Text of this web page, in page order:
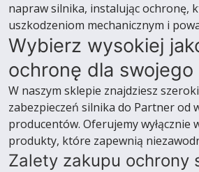
napraw silnika, instalując ochronę,
uszkodzeniom mechanicznym i
Wybierz wysokiej
ochronę dla
W naszym sklepie znajdziesz
zabezpieczeń silnika do Partner od
producentów. Oferujemy wyłącznie
produkty, które zapewnią
Zalety zakupu ochrony